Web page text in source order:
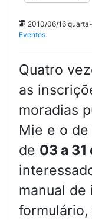
2010/06/16
Eventos
Quatro
as
moradias
Mie e o
de 03 a 31
manual